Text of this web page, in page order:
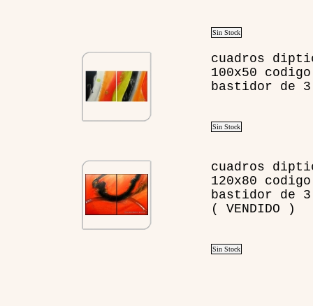
Sin Stock
cuadros
100x50
bastidor de 3
Sin Stock
cuadros
120x80
bastidor de 3
( VENDIDO )
Sin Stock